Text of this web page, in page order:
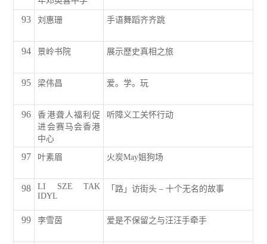
93 刘惠珊 手语舞蹈齐齐跳
94 景岭书院 展示歷史真相之旅
95 梁伟昌 爱。学。玩
96
香港聋人福利促
进会赛马会香港
中心
听障义工关怀行动
97 叶素眉 火炭May姐狗场
98
LI SZE TAK
IDYL
「路」访街头 – 十个无名的故事
99 李雪茵 爱是不保留之与汪汪手牵手